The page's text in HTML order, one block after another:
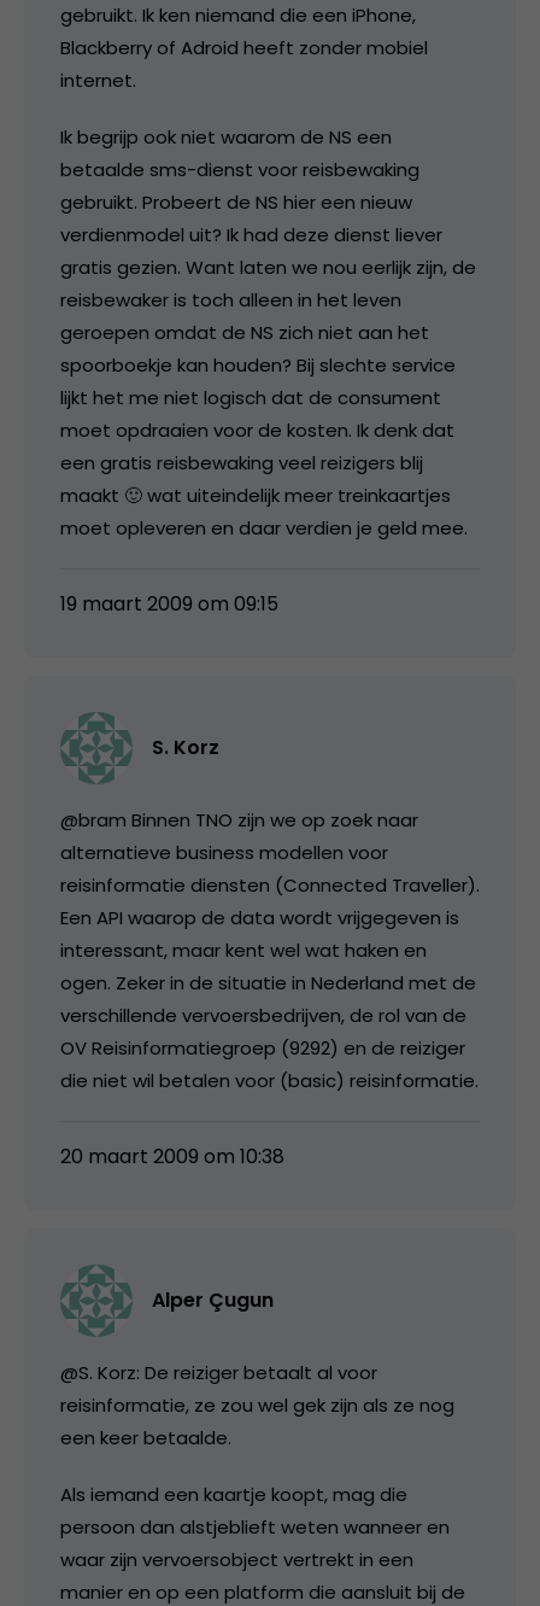
gebruikt. Ik ken niemand die een iPhone,
Blackberry of Adroid heeft zonder mobiel
internet.
Ik begrijp ook niet waarom de NS een
betaalde sms-dienst voor reisbewaking
gebruikt. Probeert de NS hier een nieuw
verdienmodel uit? Ik had deze dienst liever
gratis gezien. Want laten we nou eerlijk zijn, de
reisbewaker is toch alleen in het leven
geroepen omdat de NS zich niet aan het
spoorboekje kan houden? Bij slechte service
lijkt het me niet logisch dat de consument
moet opdraaien voor de kosten. Ik denk dat
een gratis reisbewaking veel reizigers blij
maakt 🙂 wat uiteindelijk meer treinkaartjes
moet opleveren en daar verdien je geld mee.
19 maart 2009 om 09:15
S. Korz
@bram Binnen TNO zijn we op zoek naar
alternatieve business modellen voor
reisinformatie diensten (Connected Traveller).
Een API waarop de data wordt vrijgegeven is
interessant, maar kent wel wat haken en
ogen. Zeker in de situatie in Nederland met de
verschillende vervoersbedrijven, de rol van de
OV Reisinformatiegroep (9292) en de reiziger
die niet wil betalen voor (basic) reisinformatie.
20 maart 2009 om 10:38
Alper Çugun
@S. Korz: De reiziger betaalt al voor
reisinformatie, ze zou wel gek zijn als ze nog
een keer betaalde.
Als iemand een kaartje koopt, mag die
persoon dan alstjeblieft weten wanneer en
waar zijn vervoersobject vertrekt in een
manier en op een platform die aansluit bij de